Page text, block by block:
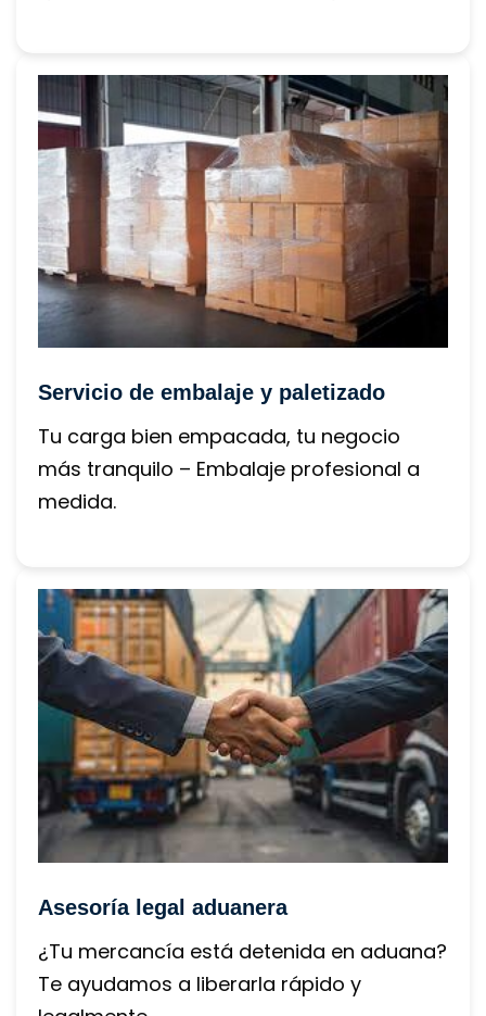
Servicio de embalaje y paletizado
Tu carga bien empacada, tu negocio
más tranquilo – Embalaje profesional a
medida.
Asesoría legal aduanera
¿Tu mercancía está detenida en aduana?
Te ayudamos a liberarla rápido y